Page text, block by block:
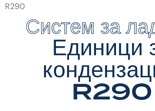
R290
Систем за
Систем за
Единици
R290